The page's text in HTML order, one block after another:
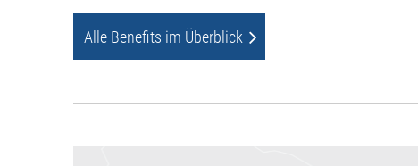
Alle Benefits im Überblick